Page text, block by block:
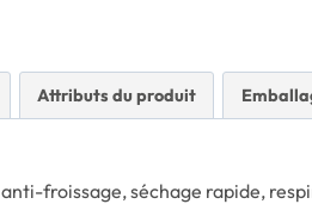
Attributs du produit
anti-froissage, séchage rapide,